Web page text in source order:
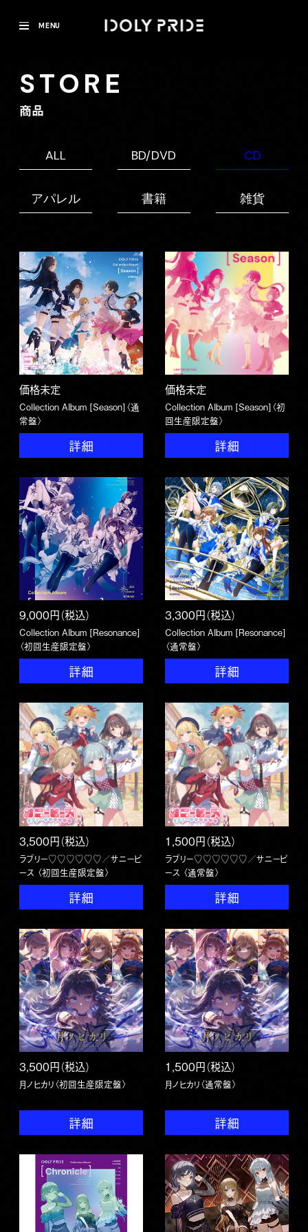
MENU
STORE
商品
ALL BD/DVD CD
アパレル 書籍 雑貨
価格未定
Collection Album [Season]〈通
常盤〉
詳細
価格未定
Collection Album [Season]〈初
回生産限定盤〉
詳細
9,000円（税込）
Collection Album [Resonance]
〈初回生産限定盤〉
詳細
3,300円（税込）
Collection Album [Resonance]
〈通常盤〉
詳細
3,500円（税込）
ラブリー♡♡♡♡♡♡／サニーピ
ース 〈初回生産限定盤〉
詳細
1,500円（税込）
ラブリー♡♡♡♡♡♡／サニーピ
ース 〈通常盤〉
詳細
3,500円（税込）
月ノヒカリ〈初回生産限定盤〉
詳細
1,500円（税込）
月ノヒカリ〈通常盤〉
詳細